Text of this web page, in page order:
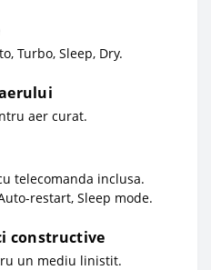
Turbo, Sleep, Dry.
aer curat.
telecomanda inclusa.
restart, Sleep mode.
constructive
un mediu linistit.